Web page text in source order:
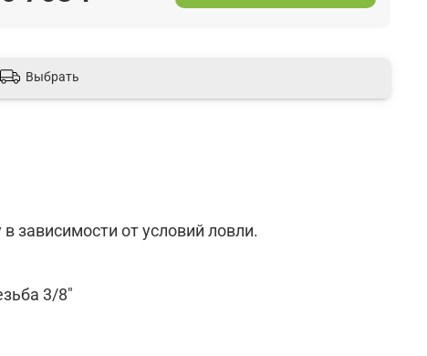
Выбрать
зависимости от условий ловли.
3/8"